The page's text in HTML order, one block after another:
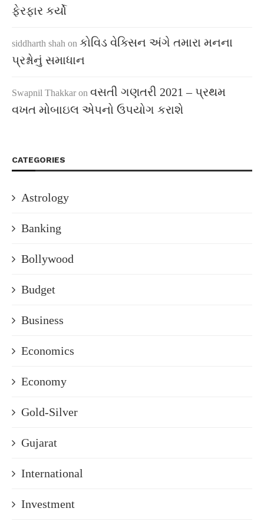
ફેરફાર કર્યો
siddharth shah on કોવિડ વેક્સિન અંગે તમારા મનના
પ્રશ્નોનું સમાધાન
Swapnil Thakkar on વસતી ગણતરી 2021 – પ્રથમ
વખત મોબાઇલ એપનો ઉપયોગ કરાશે
CATEGORIES
Astrology
Banking
Bollywood
Budget
Business
Economics
Economy
Gold-Silver
Gujarat
International
Investment